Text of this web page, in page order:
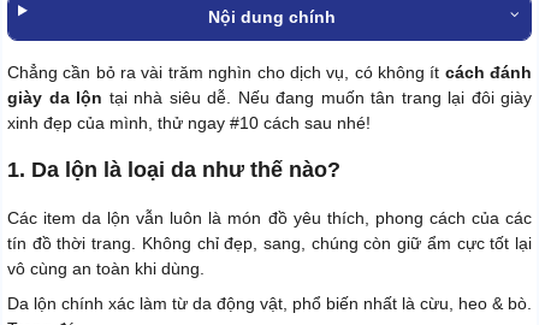
Nội dung chính
Chẳng cần bỏ ra vài trăm nghìn cho dịch vụ, có không ít cách đánh
giày da lộn tại nhà siêu dễ. Nếu đang muốn tân trang lại đôi giày
xinh đẹp của mình, thử ngay #10 cách sau nhé!
1. Da lộn là loại da như thế nào?
Các item da lộn vẫn luôn là món đồ yêu thích, phong cách của các
tín đồ thời trang. Không chỉ đẹp, sang, chúng còn giữ ẩm cực tốt lại
vô cùng an toàn khi dùng.
Da lộn chính xác làm từ da động vật, phổ biến nhất là cừu, heo & bò.